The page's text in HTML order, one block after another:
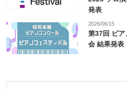
発表
2026/06/15
第37回 ピア
会 結果発表